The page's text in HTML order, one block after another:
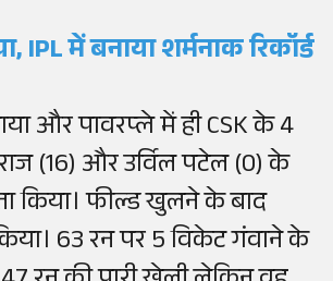
IPL में बनाया शर्मनाक रिकॉर्ड
और पावरप्ले में ही CSK के 4
(16) और उर्विल पटेल (0) के
किया। फील्ड खुलने के बाद
63 रन पर 5 विकेट गंवाने के